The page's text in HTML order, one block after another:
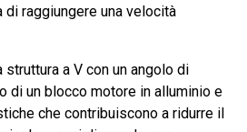
raggiungere una velocità
struttura a V con un angolo di
di un blocco motore in alluminio e
che contribuiscono a ridurre il